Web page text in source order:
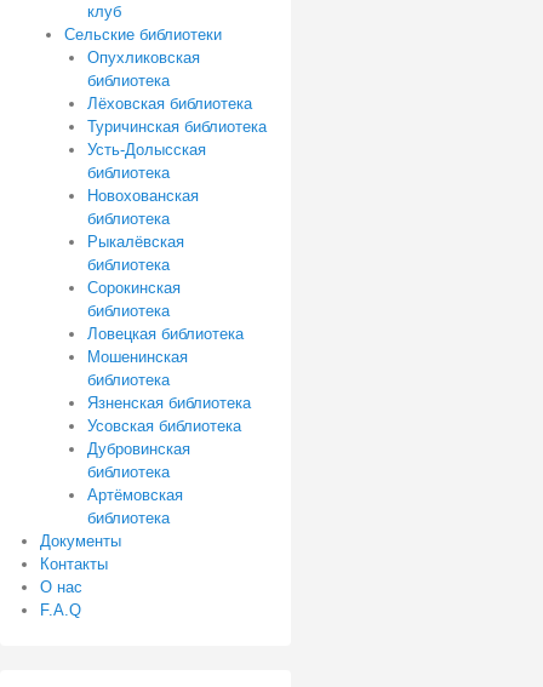
клуб
Сельские библиотеки
Опухликовская
библиотека
Лёховская библиотека
Туричинская библиотека
Усть-Долысская
библиотека
Новохованская
библиотека
Рыкалёвская
библиотека
Сорокинская
библиотека
Ловецкая библиотека
Мошенинская
библиотека
Язненская библиотека
Усовская библиотека
Дубровинская
библиотека
Артёмовская
библиотека
Документы
Контакты
О нас
F.A.Q